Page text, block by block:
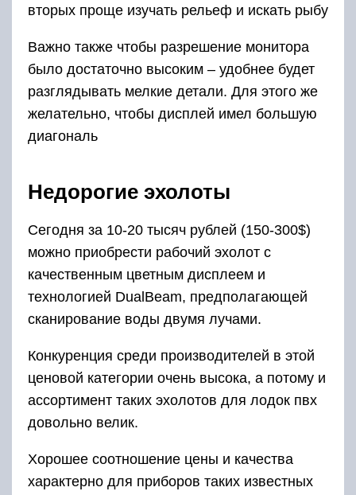
вторых проще изучать рельеф и искать рыбу
Важно также чтобы разрешение монитора
было достаточно высоким – удобнее будет
разглядывать мелкие детали. Для этого же
желательно, чтобы дисплей имел большую
диагональ
Недорогие эхолоты
Сегодня за 10-20 тысяч рублей (150-300$)
можно приобрести рабочий эхолот с
качественным цветным дисплеем и
технологией DualBeam, предполагающей
сканирование воды двумя лучами.
Конкуренция среди производителей в этой
ценовой категории очень высока, а потому и
ассортимент таких эхолотов для лодок пвх
довольно велик.
Хорошее соотношение цены и качества
характерно для приборов таких известных